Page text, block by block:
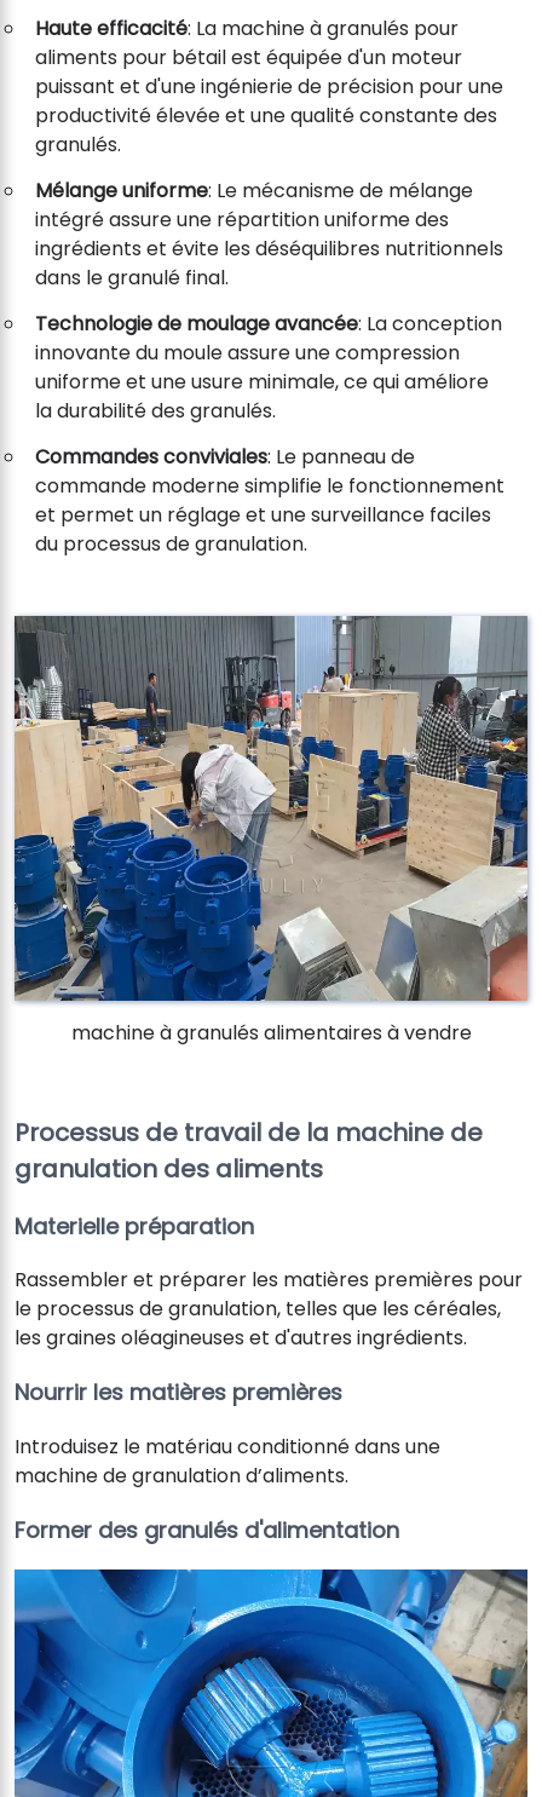
Haute efficacité: La machine à granulés pour
aliments pour bétail est équipée d'un moteur
puissant et d'une ingénierie de précision pour une
productivité élevée et une qualité constante des
granulés.
Mélange uniforme: Le mécanisme de mélange
intégré assure une répartition uniforme des
ingrédients et évite les déséquilibres nutritionnels
dans le granulé final.
Technologie de moulage avancée: La conception
innovante du moule assure une compression
uniforme et une usure minimale, ce qui améliore
la durabilité des granulés.
Commandes conviviales: Le panneau de
commande moderne simplifie le fonctionnement
et permet un réglage et une surveillance faciles
du processus de granulation.
machine à granulés alimentaires à vendre
Processus de travail de la machine de
granulation des aliments
Materielle préparation
Rassembler et préparer les matières premières pour
le processus de granulation, telles que les céréales,
les graines oléagineuses et d'autres ingrédients.
Nourrir les matières premières
Introduisez le matériau conditionné dans une
machine de granulation d’aliments.
Former des granulés d'alimentation